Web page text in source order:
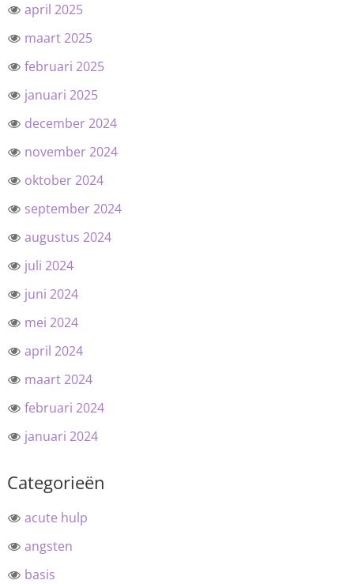
april 2025
maart 2025
februari 2025
januari 2025
december 2024
november 2024
oktober 2024
september 2024
augustus 2024
juli 2024
juni 2024
mei 2024
april 2024
maart 2024
februari 2024
januari 2024
Categorieën
acute hulp
angsten
basis